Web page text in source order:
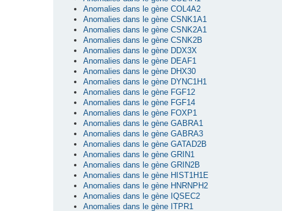
Anomalies dans le gène COL4A2
Anomalies dans le gène CSNK1A1
Anomalies dans le gène CSNK2A1
Anomalies dans le gène CSNK2B
Anomalies dans le gène DDX3X
Anomalies dans le gène DEAF1
Anomalies dans le gène DHX30
Anomalies dans le gène DYNC1H1
Anomalies dans le gène FGF12
Anomalies dans le gène FGF14
Anomalies dans le gène FOXP1
Anomalies dans le gène GABRA1
Anomalies dans le gène GABRA3
Anomalies dans le gène GATAD2B
Anomalies dans le gène GRIN1
Anomalies dans le gène GRIN2B
Anomalies dans le gène HIST1H1E
Anomalies dans le gène HNRNPH2
Anomalies dans le gène IQSEC2
Anomalies dans le gène ITPR1